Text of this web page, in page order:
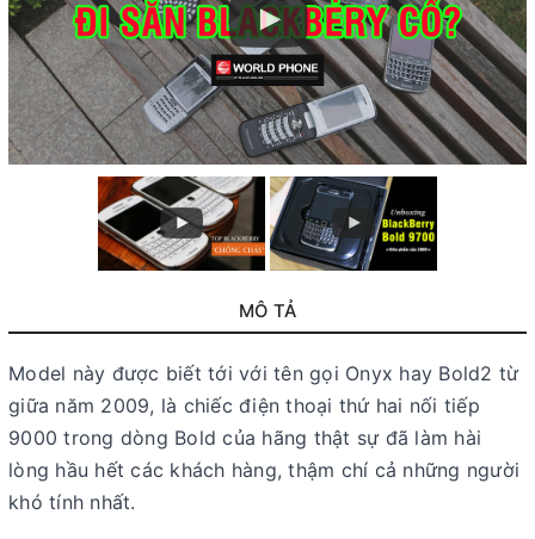
MÔ TẢ
Model này được biết tới với tên gọi Onyx hay Bold2 từ
giữa năm 2009, là chiếc điện thoại thứ hai nối tiếp
9000 trong dòng Bold của hãng thật sự đã làm hài
lòng hầu hết các khách hàng, thậm chí cả những người
khó tính nhất.